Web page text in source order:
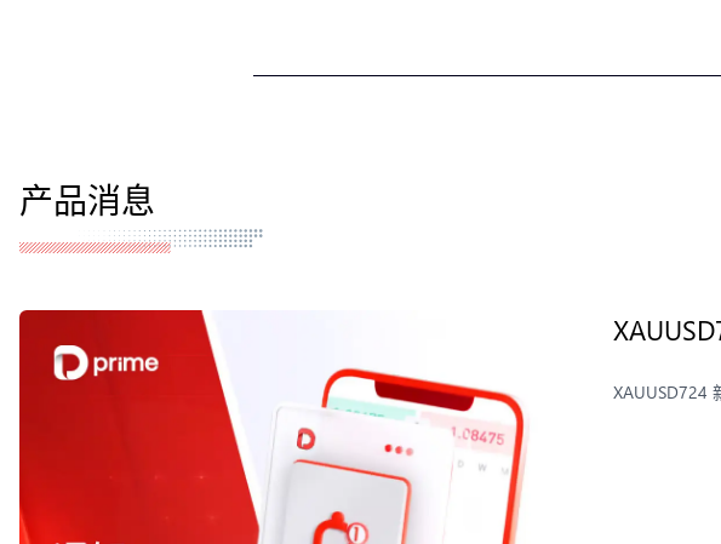
产品消息
XAUUSD724